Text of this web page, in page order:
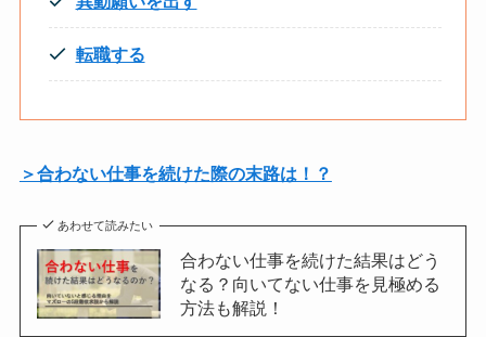
転職する
＞合わない仕事を続けた際の末路は！？
あわせて読みたい
合わない仕事を続けた結果はどう
なる？向いてない仕事を見極める
方法も解説！